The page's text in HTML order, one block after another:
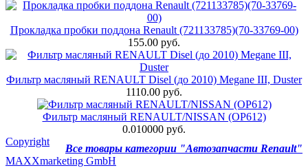
Прокладка пробки поддона Renault (721133785)(70-33769-00)
155.00 руб.
Фильтр масляный RENAULT Disel (до 2010) Megane III, Duster
1110.00 руб.
Фильтр масляный RENAULT/NISSAN (OP612)
0.010000 руб.
Все товары категории "Автозапчасти Renault"
Copyright
MAXXmarketing GmbH